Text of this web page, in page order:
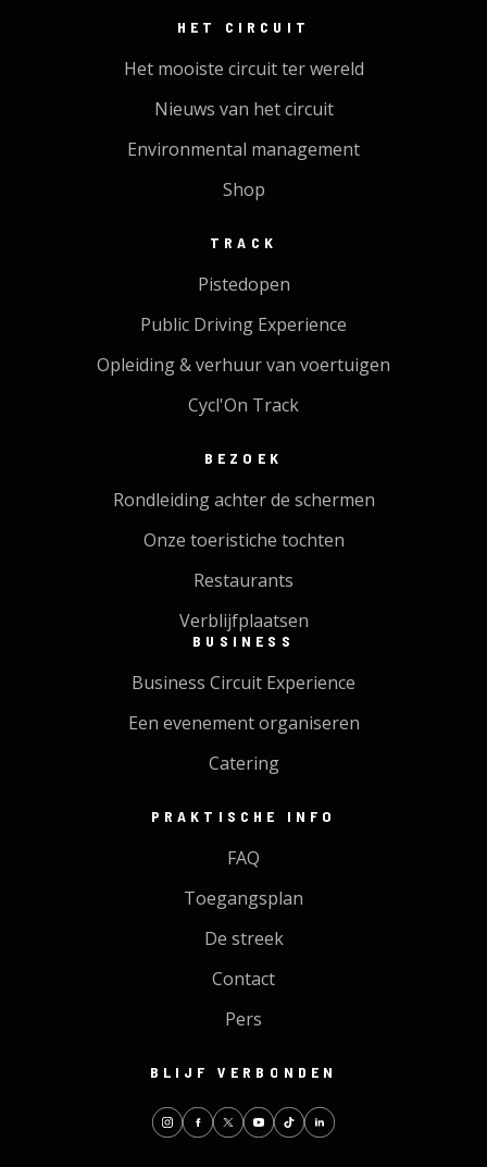
HET CIRCUIT
Het mooiste circuit ter wereld
Nieuws van het circuit
Environmental management
Shop
TRACK
Pistedopen
Public Driving Experience
Opleiding & verhuur van voertuigen
Cycl'On Track
BEZOEK
Rondleiding achter de schermen
Onze toeristiche tochten
Restaurants
Verblijfplaatsen
BUSINESS
Business Circuit Experience
Een evenement organiseren
Catering
PRAKTISCHE INFO
FAQ
Toegangsplan
De streek
Contact
Pers
BLIJF VERBONDEN